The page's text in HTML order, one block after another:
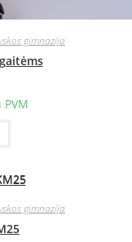
gimnazija
PVM
gimnazija